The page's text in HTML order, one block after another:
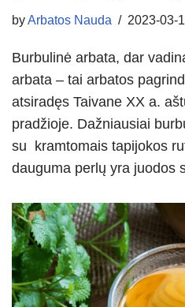
byArbatos Nauda 2023-03-
Burbulinė arbata, dar
arbata – tai arbatos
atsiradęs Taivane XX a.
pradžioje. Dažniausiai
su kramtomais tapijokos
dauguma perlų yra juodos